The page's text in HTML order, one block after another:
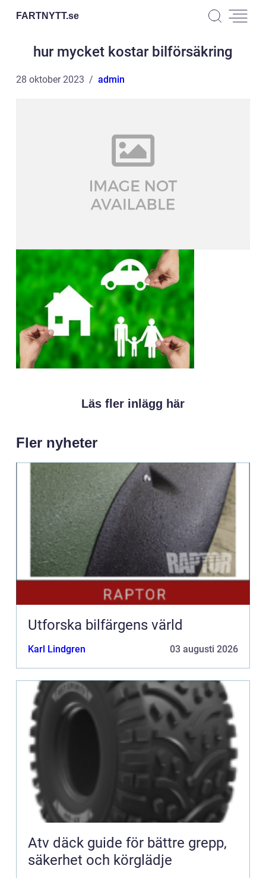
FARTNYTT.se
hur mycket kostar bilförsäkring
28 oktober 2023 admin
Läs fler inlägg här
Fler nyheter
Utforska bilfärgens värld
Karl Lindgren 03 augusti 2026
Atv däck guide för bättre grepp,
säkerhet och körglädje